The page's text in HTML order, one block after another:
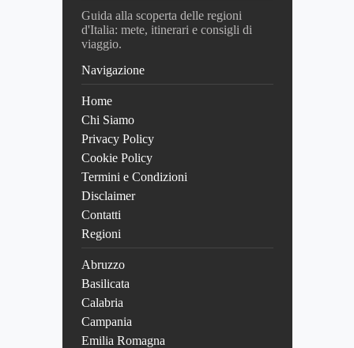
Guida alla scoperta delle regioni
d'Italia: mete, itinerari e consigli di
viaggio.
Navigazione
Home
Chi Siamo
Privacy Policy
Cookie Policy
Termini e Condizioni
Disclaimer
Contatti
Regioni
Abruzzo
Basilicata
Calabria
Campania
Emilia Romagna